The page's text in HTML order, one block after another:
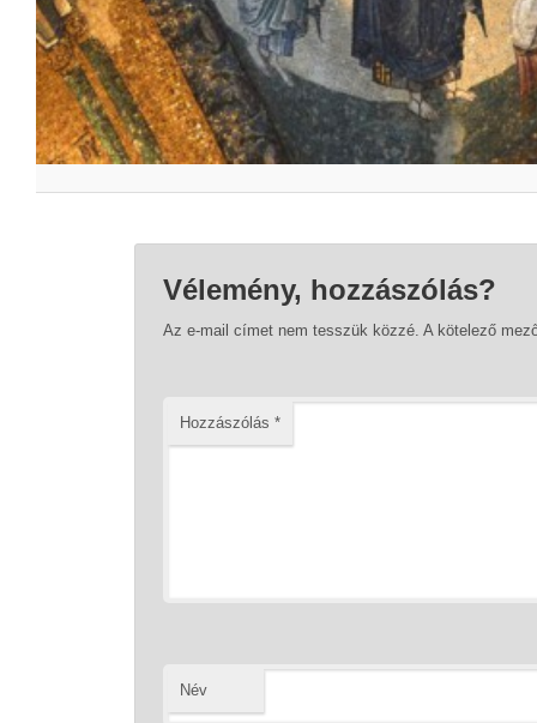
Vélemény, hozzászólás?
Az e-mail címet nem tesszük közzé. A kötelező
Hozzászólás *
Név